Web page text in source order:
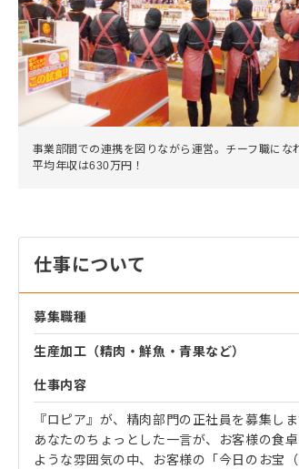
事業部間での連携を図りながら運営。チーフ職にな
平均年収は630万円！
仕事について
募集職種
生産加工（精肉・鮮魚・青果など）
仕事内容
『ロピア』が、精肉部門の正社員を募集しま
あなたのちょっとした一言が、お客様の食
ような雰囲気の中、お客様の「今日のお宝